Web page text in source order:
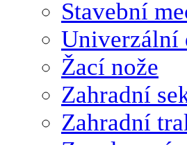
Stavební
Univerzální
Žací nože
Zahradní
Zahradní